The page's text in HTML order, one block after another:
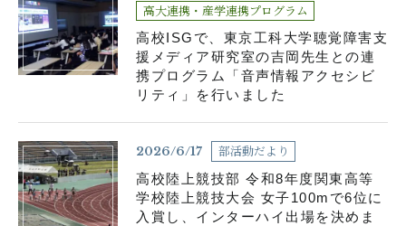
高大連携・産学連携プログラム
高校ISGで、東京工科大学聴覚障害支
援メディア研究室の吉岡先生との連
携プログラム「音声情報アクセシビ
リティ」を行いました
2026/6/17 部活動だより
高校陸上競技部 令和8年度関東高等
学校陸上競技大会 女子100mで6位に
入賞し、インターハイ出場を決めま